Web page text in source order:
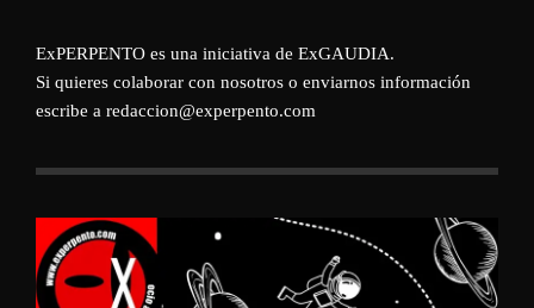
ExPERPENTO es una iniciativa de ExGAUDIA.
Si quieres colaborar con nosotros o enviarnos información
escribe a redaccion@experpento.com